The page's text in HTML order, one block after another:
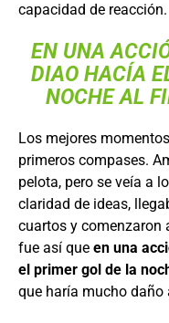
capacidad de reacción.
EN UNA
DIAO HACÍA
NOCHE AL
Los mejores
primeros compases.
pelota, pero se veía a
claridad de ideas,
cuartos y comenzaron
fue así que en una
el primer gol de la
que haría mucho daño